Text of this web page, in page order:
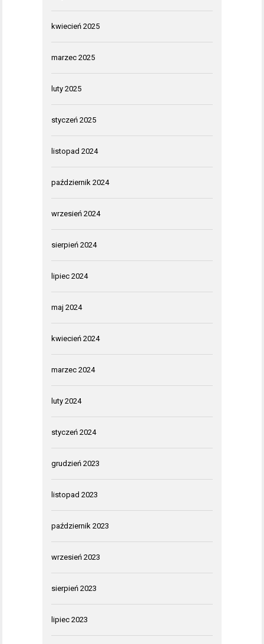
kwiecień 2025
marzec 2025
luty 2025
styczeń 2025
listopad 2024
październik 2024
wrzesień 2024
sierpień 2024
lipiec 2024
maj 2024
kwiecień 2024
marzec 2024
luty 2024
styczeń 2024
grudzień 2023
listopad 2023
październik 2023
wrzesień 2023
sierpień 2023
lipiec 2023